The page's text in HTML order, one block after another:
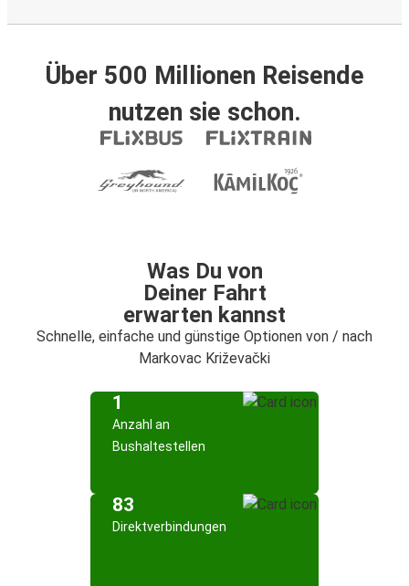
Über 500 Millionen Reisende
nutzen sie schon.
Was Du von
Deiner Fahrt
erwarten kannst
Schnelle, einfache und günstige Optionen von / nach
Markovac Križevački
1
Anzahl an
Bushaltestellen
83
Direktverbindungen